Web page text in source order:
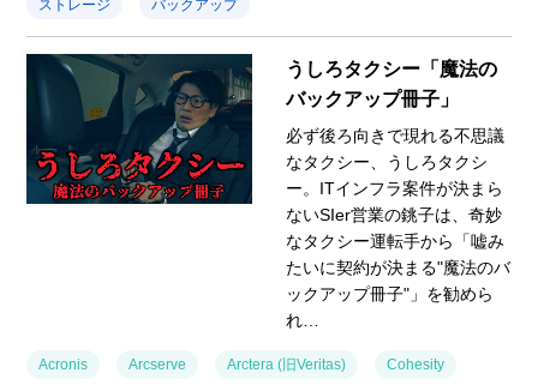
ストレージ バックアップ
うしろタクシー「魔法の
バックアップ冊子」
必ず後ろ向きで現れる不思議
なタクシー、うしろタクシ
ー。ITインフラ案件が決まら
ないSIer営業の銚子は、奇妙
なタクシー運転手から「嘘み
たいに契約が決まる"魔法のバ
ックアップ冊子"」を勧めら
れ…
Acronis Arcserve Arctera (旧Veritas) Cohesity